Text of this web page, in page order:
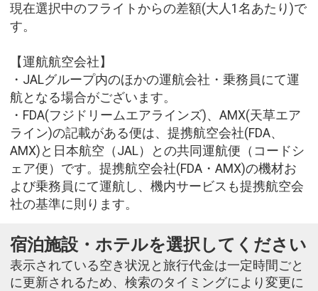
現在選択中のフライトからの差額(大人1名あたり)で
す。
【運航航空会社】
・JALグループ内のほかの運航会社・乗務員にて運
航となる場合がございます。
・FDA(フジドリームエアラインズ)、AMX(天草エア
ライン)の記載がある便は、提携航空会社(FDA、
AMX)と日本航空（JAL）との共同運航便（コードシ
ェア便）です。提携航空会社(FDA・AMX)の機材お
よび乗務員にて運航し、機内サービスも提携航空会
社の基準に則ります。
宿泊施設・ホテルを選択してください
表示されている空き状況と旅行代金は一定時間ごと
に更新されるため、検索のタイミングにより変更に